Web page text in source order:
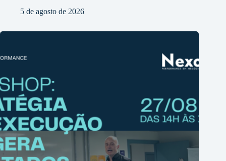
5 de agosto de 2026